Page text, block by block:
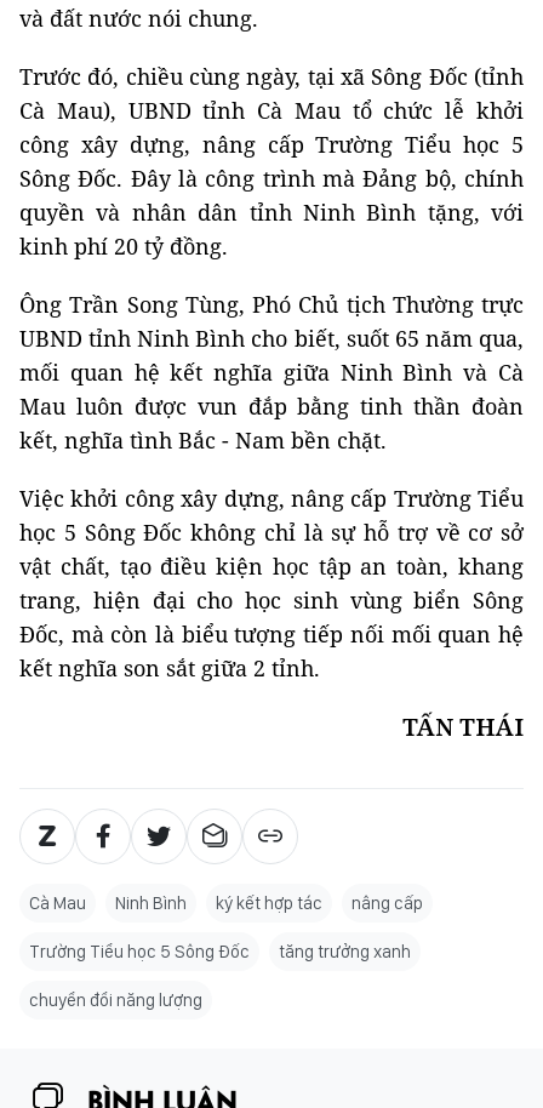
và đất nước nói chung.
Trước đó, chiều cùng ngày, tại xã Sông Đốc (tỉnh
Cà Mau), UBND tỉnh Cà Mau tổ chức lễ khởi
công xây dựng, nâng cấp Trường Tiểu học 5
Sông Đốc. Đây là công trình mà Đảng bộ, chính
quyền và nhân dân tỉnh Ninh Bình tặng, với
kinh phí 20 tỷ đồng.
Ông Trần Song Tùng, Phó Chủ tịch Thường trực
UBND tỉnh Ninh Bình cho biết, suốt 65 năm qua,
mối quan hệ kết nghĩa giữa Ninh Bình và Cà
Mau luôn được vun đắp bằng tinh thần đoàn
kết, nghĩa tình Bắc - Nam bền chặt.
Việc khởi công xây dựng, nâng cấp Trường Tiểu
học 5 Sông Đốc không chỉ là sự hỗ trợ về cơ sở
vật chất, tạo điều kiện học tập an toàn, khang
trang, hiện đại cho học sinh vùng biển Sông
Đốc, mà còn là biểu tượng tiếp nối mối quan hệ
kết nghĩa son sắt giữa 2 tỉnh.
TẤN THÁI
Cà Mau Ninh Bình ký kết hợp tác nâng cấp
Trường Tiểu học 5 Sông Đốc tăng trưởng xanh
chuyển đổi năng lượng
BÌNH LUẬN